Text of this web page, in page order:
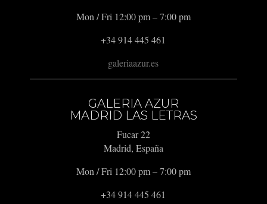
Mon / Fri 12:00 pm – 7:00 pm
+34 914 445 461
galeriaazur.es
GALERIA AZUR
MADRID LAS LETRAS
Fucar 22
Madrid, España
Mon / Fri 12:00 pm – 7:00 pm
+34 914 445 461